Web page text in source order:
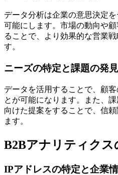
データ分析は企業の意思決定
可能にします。市場の動向や
ることで、より効果的な営業
す。
ニーズの特定と課題の発見
データを活用することで、顧
とが可能になります。また、
向けた提案をすることで、信
ます。
B2Bアナリティクス
IPアドレスの特定と企業